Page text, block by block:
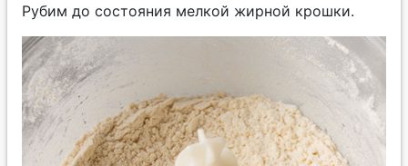
Рубим до состояния мелкой жирной крошки.